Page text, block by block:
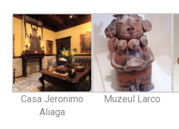
Casa Jeronimo
Aliaga
Muzeul Larco